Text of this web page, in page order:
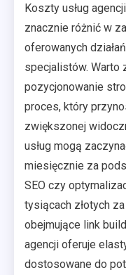
Koszty usług
znacznie różnić w
oferowanych
specjalistów. Warto
pozycjonowanie
proces, który
zwiększonej
usług mogą
miesięcznie za
SEO czy
tysiącach złotych
obejmujące link
agencji oferuje
dostosowane do